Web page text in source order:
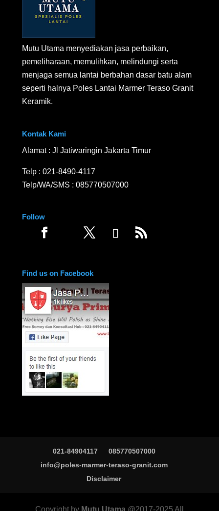
Mutu Utama menyediakan jasa perbaikan,
pemeliharaan, memulihkan, melindungi serta
menjaga semua lantai berbahan dasar batu alam
seperti halnya Poles Lantai Marmer Teraso Granit
Keramik.
Kontak Kami
Alamat : Jl Jatiwaringin Jakarta Timur
Telp : 021-8490-4117
Telp/WA/SMS : 085770507000
Follow
Find us on Facebook
021-84904117
085770507000
info@poles-marmer-teraso-granit.com
Disclaimer